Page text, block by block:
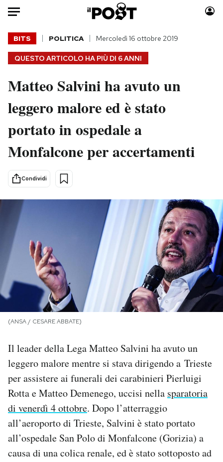
Auto
HOME
Italia
Politica
Tecnologia
Scienza
Cultura
Economia
Sport
Moda
Consumismi
Storie/Idee
Media
Mondiali calcio 2026
PODCAST
NEWSLETTER
I MIEI PREFERITI
CALENDARIO
AREA PERSONALE
Area Personale
Newsletter
Notifiche mobile
QUESTO ARTICOLO HA PIÙ DI 6 ANNI
BITS POLITICA Mercoledì 16 ottobre 2019
Matteo Salvini ha avuto un
leggero malore ed è stato
portato in ospedale a
Monfalcone per accertamenti
Condividi
(ANSA / CESARE ABBATE)
Il leader della Lega Matteo Salvini ha avuto un
leggero malore mentre si stava dirigendo a Trieste
per assistere ai funerali dei carabinieri Pierluigi
Rotta e Matteo Demenego, uccisi nella sparatoria
di venerdì 4 ottobre. Dopo l’atterraggio
all’aeroporto di Trieste, Salvini è stato portato
all’ospedale San Polo di Monfalcone (Gorizia) a
causa di una colica renale, ed è stato sottoposto ad